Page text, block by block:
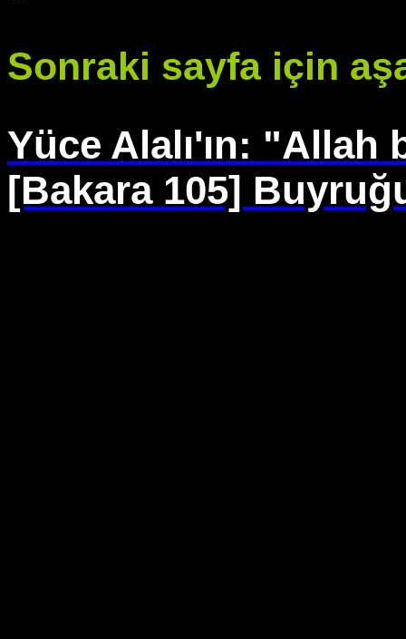
Sonraki sayfa için
Yüce Alalı'ın:
[Bakara 105]